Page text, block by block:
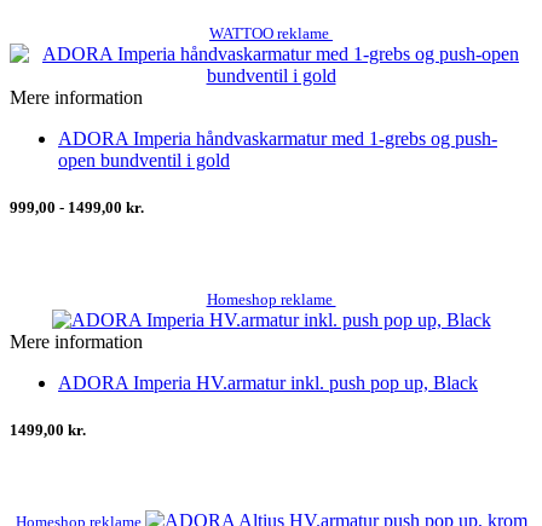
WATTOO reklame
Mere information
ADORA Imperia håndvaskarmatur med 1-grebs og push-
open bundventil i gold
999,00 - 1499,00 kr.
Homeshop reklame
Mere information
ADORA Imperia HV.armatur inkl. push pop up, Black
1499,00 kr.
Homeshop reklame